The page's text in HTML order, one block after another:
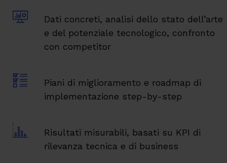
Dati concreti, analisi dello stato dell’arte
e del potenziale tecnologico, confronto
con competitor
Piani di miglioramento e roadmap di
implementazione step-by-step
Risultati misurabili, basati su KPI di
rilevanza tecnica e di business